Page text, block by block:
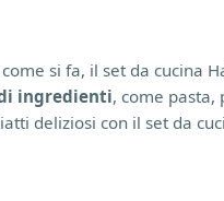
si fa, il set da cucina
ingredienti, come
deliziosi con il set da